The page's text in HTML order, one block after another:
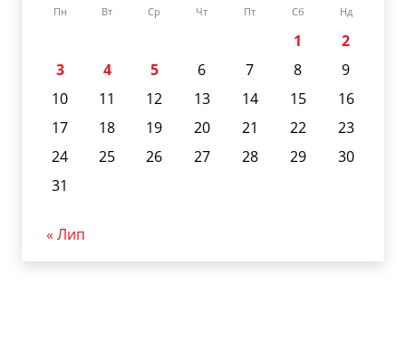
Пн Вт Ср Чт Пт Сб Нд
1
2
3
4 5 6 7 8
9
10
11 12 13 14 15
16
17
18 19 20 21 22
23
24
25 26 27 28 29
30
31
« Лип